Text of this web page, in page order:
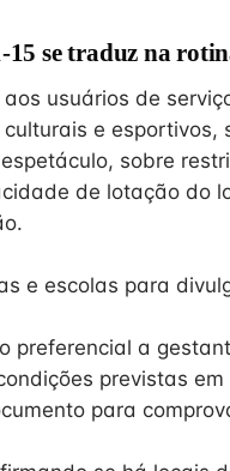
15 se traduz na
usuários de
e
sobre
de lotação do
e escolas para
preferencial a
previstas
para